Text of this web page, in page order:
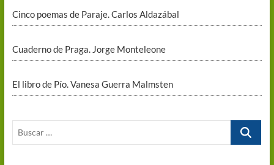
Cinco poemas de Paraje. Carlos Aldazábal
Cuaderno de Praga. Jorge Monteleone
El libro de Pío. Vanesa Guerra Malmsten
Buscar